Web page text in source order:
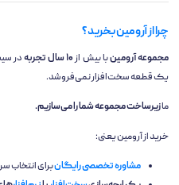
چرا از آرومین بخرید؟
مجموعه آرومینبا بیش از۱۰ سال تجربه
در
یک قطعه سخت‌افزار نمی‌فروشد.
مازیرساخت مجموعه شما را می‌سازیم.
خرید از آرومین یعنی:
مشاوره تخصصی رایگانبرای انتخاب